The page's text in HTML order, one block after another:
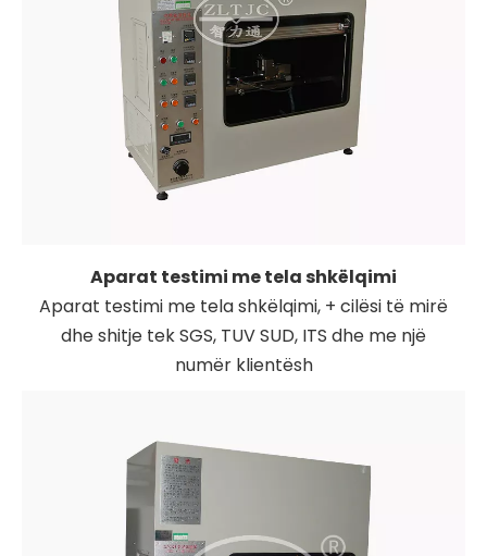
Aparat testimi me tela shkëlqimi
Aparat testimi me tela shkëlqimi, + cilësi të mirë
dhe shitje tek SGS, TUV SUD, ITS dhe me një
numër klientësh